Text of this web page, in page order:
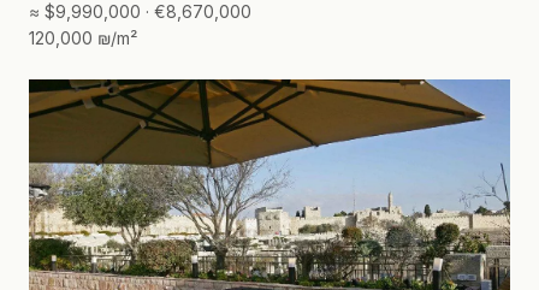
≈ $9,990,000 · €8,670,000
120,000 ₪/m²